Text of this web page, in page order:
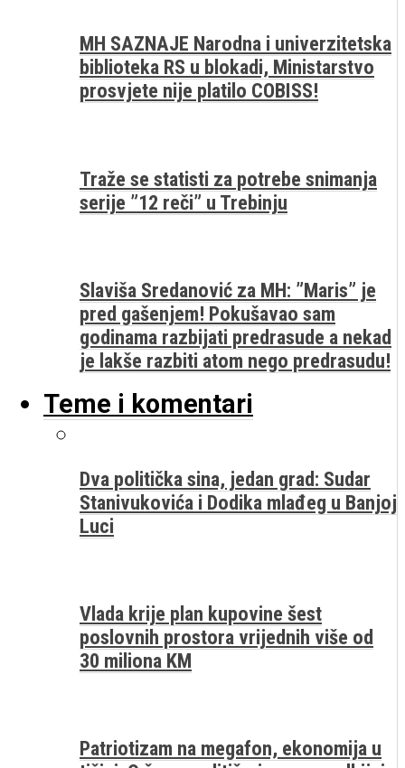
MH SAZNAJE Narodna i univerzitetska
biblioteka RS u blokadi, Ministarstvo
prosvjete nije platilo COBISS!
Traže se statisti za potrebe snimanja
serije ”12 reči” u Trebinju
Slaviša Sredanović za MH: ”Maris” je
pred gašenjem! Pokušavao sam
godinama razbijati predrasude a nekad
je lakše razbiti atom nego predrasudu!
Teme i komentari
Dva politička sina, jedan grad: Sudar
Stanivukovića i Dodika mlađeg u Banjoj
Luci
Vlada krije plan kupovine šest
poslovnih prostora vrijednih više od
30 miliona KM
Patriotizam na megafon, ekonomija u